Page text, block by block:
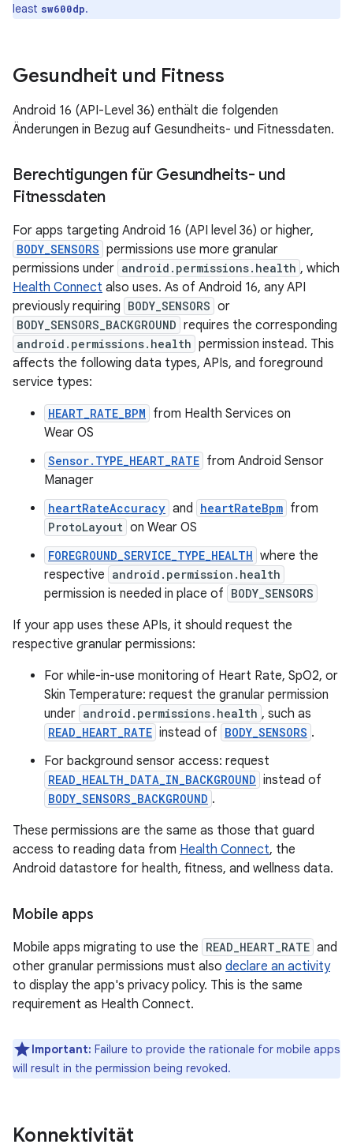
least sw600dp.
Gesundheit und Fitness
Android 16 (API-Level 36) enthält die folgenden
Änderungen in Bezug auf Gesundheits- und Fitnessdaten.
Berechtigungen für Gesundheits- und
Fitnessdaten
For apps targeting Android 16 (API level 36) or higher,
BODY_SENSORS permissions use more granular
permissions under android.permissions.health , which
Health Connect also uses. As of Android 16, any API
previously requiring BODY_SENSORS or
BODY_SENSORS_BACKGROUND requires the corresponding
android.permissions.health permission instead. This
affects the following data types, APIs, and foreground
service types:
HEART_RATE_BPM from Health Services on
Wear OS
Sensor.TYPE_HEART_RATE from Android Sensor
Manager
heartRateAccuracy and heartRateBpm from
ProtoLayout on Wear OS
FOREGROUND_SERVICE_TYPE_HEALTH where the
respective android.permission.health
permission is needed in place of BODY_SENSORS
If your app uses these APIs, it should request the
respective granular permissions:
For while-in-use monitoring of Heart Rate, SpO2, or
Skin Temperature: request the granular permission
under android.permissions.health , such as
READ_HEART_RATE instead of BODY_SENSORS .
For background sensor access: request
READ_HEALTH_DATA_IN_BACKGROUND instead of
BODY_SENSORS_BACKGROUND .
These permissions are the same as those that guard
access to reading data from Health Connect, the
Android datastore for health, fitness, and wellness data.
Mobile apps
Mobile apps migrating to use the READ_HEART_RATE and
other granular permissions must also declare an activity
to display the app's privacy policy. This is the same
requirement as Health Connect.
Important: Failure to provide the rationale for mobile apps
will result in the permission being revoked.
Konnektivität